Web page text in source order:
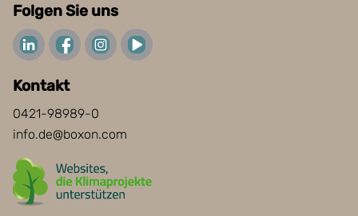
Folgen Sie uns
Kontakt
0421-98989-0
info.de@boxon.com